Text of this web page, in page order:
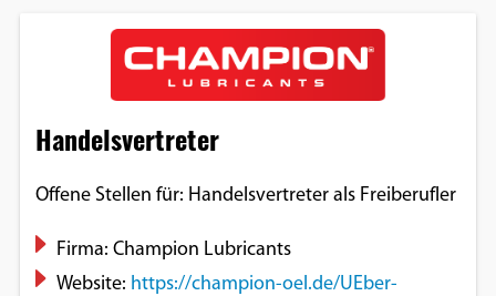
Handelsvertreter
Offene Stellen für: Handelsvertreter als Freiberufler
Firma: Champion Lubricants
Website: https://champion-oel.de/UEber-